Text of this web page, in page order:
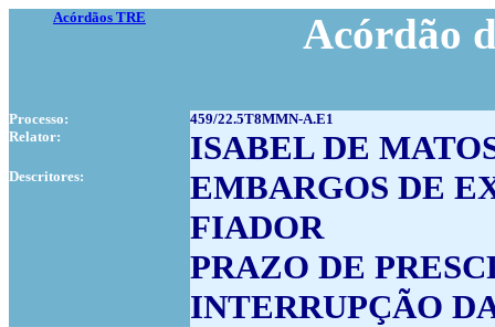
Acórdãos TRE Acórdão
Processo:
459/22.5T8MMN-A.E1
Relator:
ISABEL DE
Descritores:
EMBARGOS DE
FIADOR
PRAZO DE
INTERRUPÇÃO